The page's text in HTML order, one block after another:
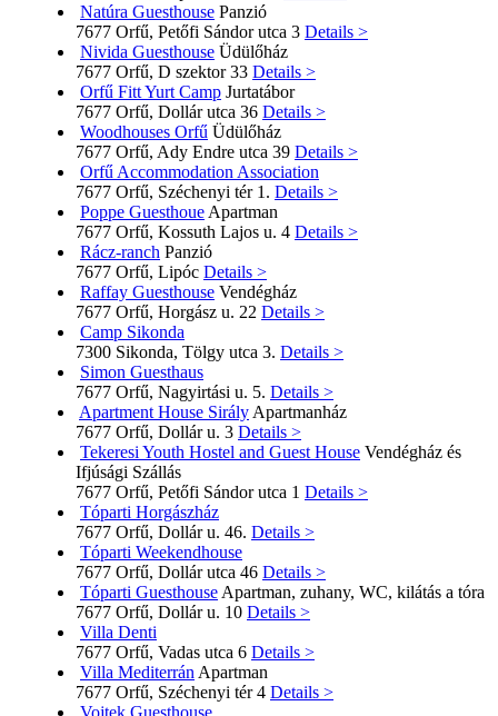
Natúra Guesthouse Panzió
7677 Orfű, Petőfi Sándor utca 3 Details >
Nivida Guesthouse Üdülőház
7677 Orfű, D szektor 33 Details >
Orfű Fitt Yurt Camp Jurtatábor
7677 Orfű, Dollár utca 36 Details >
Woodhouses Orfű Üdülőház
7677 Orfű, Ady Endre utca 39 Details >
Orfű Accommodation Association
7677 Orfű, Széchenyi tér 1. Details >
Poppe Guesthoue Apartman
7677 Orfű, Kossuth Lajos u. 4 Details >
Rácz-ranch Panzió
7677 Orfű, Lipóc Details >
Raffay Guesthouse Vendégház
7677 Orfű, Horgász u. 22 Details >
Camp Sikonda
7300 Sikonda, Tölgy utca 3. Details >
Simon Guesthaus
7677 Orfű, Nagyirtási u. 5. Details >
Apartment House Sirály Apartmanház
7677 Orfű, Dollár u. 3 Details >
Tekeresi Youth Hostel and Guest House Vendégház és
Ifjúsági Szállás
7677 Orfű, Petőfi Sándor utca 1 Details >
Tóparti Horgászház
7677 Orfű, Dollár u. 46. Details >
Tóparti Weekendhouse
7677 Orfű, Dollár utca 46 Details >
Tóparti Guesthouse Apartman, zuhany, WC, kilátás a tóra
7677 Orfű, Dollár u. 10 Details >
Villa Denti
7677 Orfű, Vadas utca 6 Details >
Villa Mediterrán Apartman
7677 Orfű, Széchenyi tér 4 Details >
Vojtek Guesthouse